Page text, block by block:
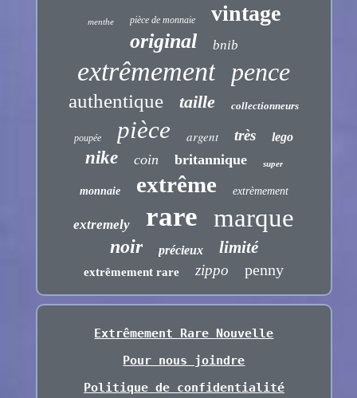
menthe pièce de monnaie vintage
original bnib
extrêmement pence
authentique taille collectionneurs
poupée pièce argent très lego
nike coin britannique super
monnaie extrême extrèmement
extremely rare marque
noir précieux limité
extrêmement rare zippo penny
Extrêmement Rare Nouvelle
Pour nous joindre
Politique de confidentialité